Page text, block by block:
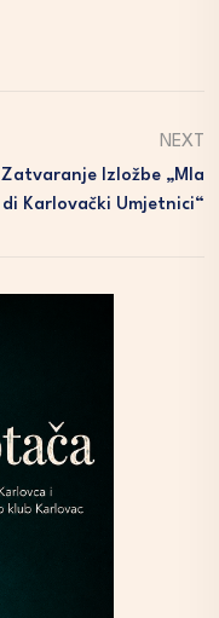
NEXT
Izložbe „Mla
Di Karlovački Umjetnici“